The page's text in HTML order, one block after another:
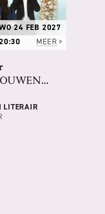
24 FEB 2027
MEER
LITERAIR